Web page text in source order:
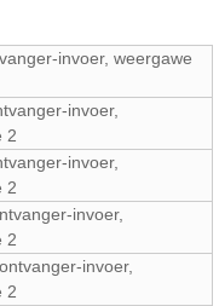
invoer, weergawe
invoer,
2
invoer,
2
invoer,
2
invoer,
2